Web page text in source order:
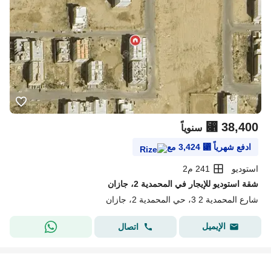
⃁ 38,400 سنوياً
ادفع شهرياً ⃁
3,424 مع
استوديو
241 م2
شقة استوديو للإيجار في المحمدية 2، جازان
شارع المحمدية 2 3، حي المحمدية 2، جازان
الإيميل اتصال